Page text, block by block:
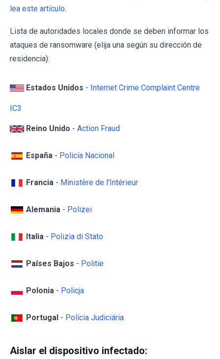
lea este artículo.
Lista de autoridades locales donde se deben informar los
ataques de ransomware (elija una según su dirección de
residencia):
Estados Unidos - Internet Crime Complaint Centre
IC3
Reino Unido - Action Fraud
España - Policía Nacional
Francia - Ministère de l'Intérieur
Alemania - Polizei
Italia - Polizia di Stato
Países Bajos - Politie
Polonia - Policja
Portugal - Polícia Judiciária
Aislar el dispositivo infectado: